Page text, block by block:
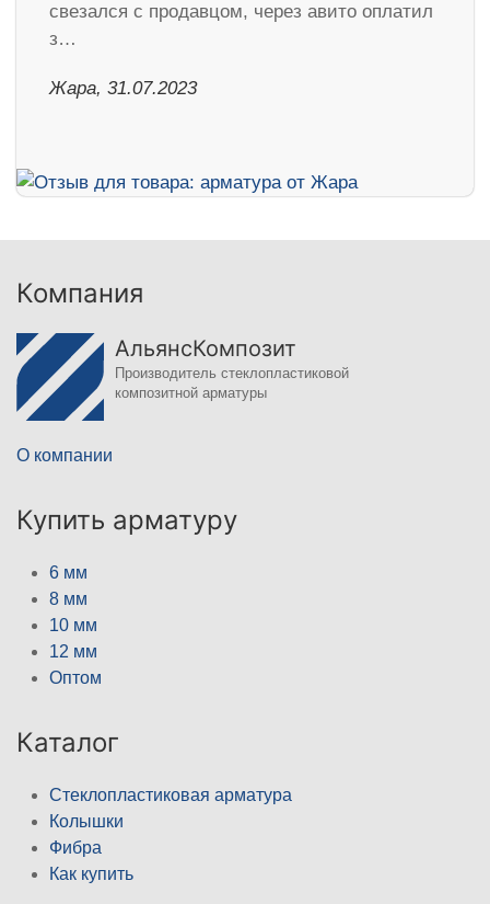
свезался с продавцом, через авито оплатил
з…
Жара, 31.07.2023
Компания
АльянсКомпозит
Производитель стеклопластиковой
композитной арматуры
О компании
Купить арматуру
6 мм
8 мм
10 мм
12 мм
Оптом
Каталог
Стеклопластиковая арматура
Колышки
Фибра
Как купить